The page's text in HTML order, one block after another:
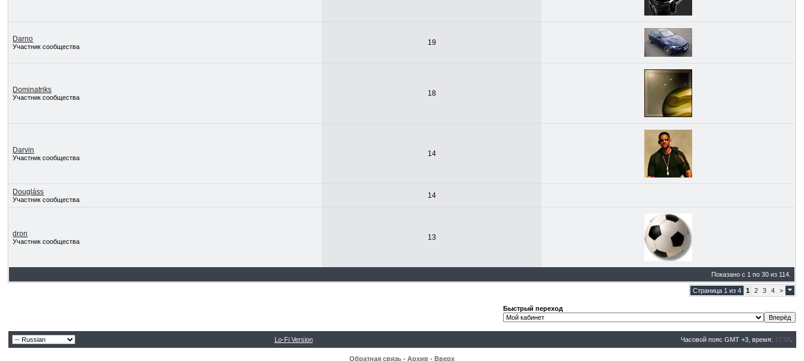
Darno
Участник сообщества 19
Dominatriks
Участник сообщества 18
Darvin
Участник сообщества 14
Dougláss
Участник сообщества 14
dron
Участник сообщества 13
Показано с 1 по 30 из 114.
Страница 1 из 4 1 2 3 4 >
Быстрый переход
Lo-Fi Version Часовой пояс GMT +3, время: 17:08.
Обратная связь - Архив - Вверх